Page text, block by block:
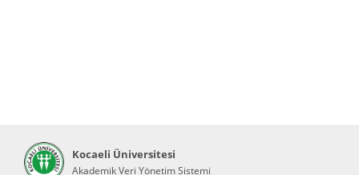
Kocaeli Üniversitesi
Akademik Veri Yönetim Sistemi